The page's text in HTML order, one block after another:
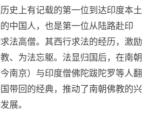
史上有记载的第一位到达印度本土
中国人，也是第一位从陆路赴印
法高僧。其西行求法的经历，激励
、为法忘躯。法显归国后，在南朝
南京）与印度僧佛陀跋陀罗等人翻
带回的经典，推动了南朝佛教的兴
展。